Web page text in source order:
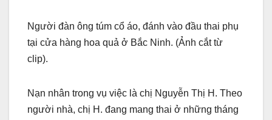
Người đàn ông túm cổ áo, đánh vào đầu thai phụ
tại cửa hàng hoa quả ở Bắc Ninh. (Ảnh cắt từ
clip).
Nạn nhân trong vụ việc là chị Nguyễn Thị H. Theo
người nhà, chị H. đang mang thai ở những tháng